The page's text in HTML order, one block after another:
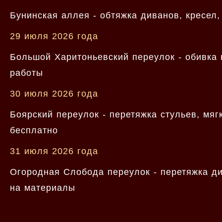
Бунинская аллея - обтяжка диванов,
29 июля 2026 года
Большой Харитоньевский переулок -
работы
30 июля 2026 года
Боярский переулок - перетяжка стульев,
бесплатно
31 июля 2026 года
Огородная Слобода переулок - перетяжка
на материалы